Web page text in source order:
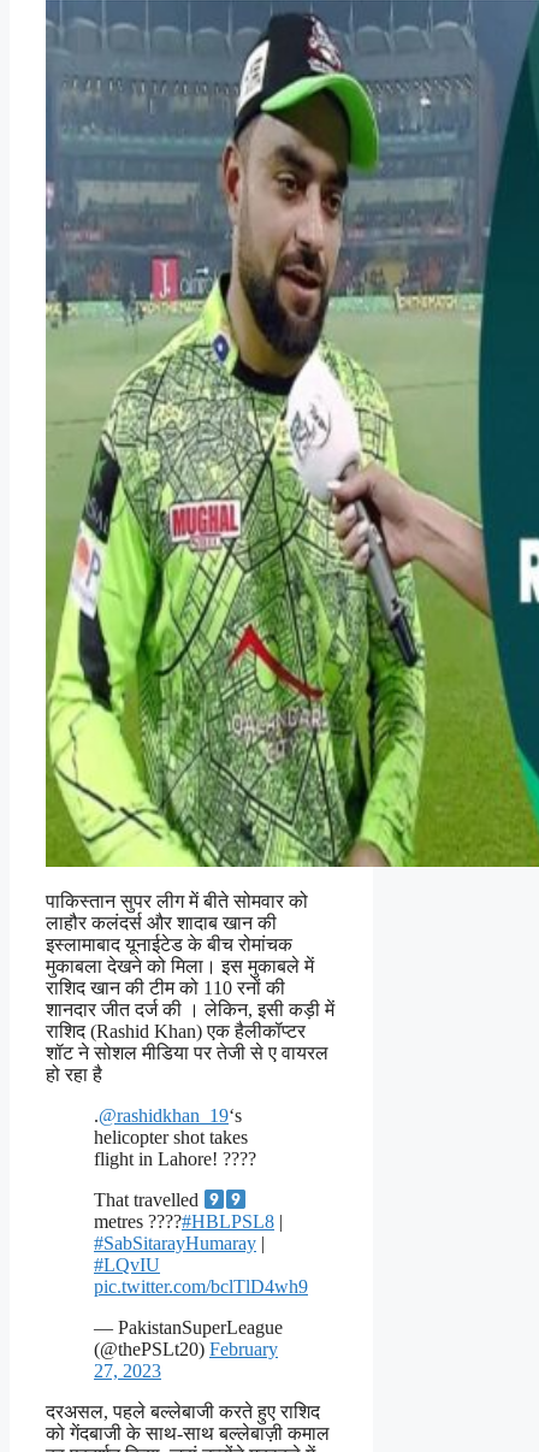
पाकिस्तान सुपर लीग में बीते सोमवार को
लाहौर कलंदर्स और शादाब खान की
इस्लामाबाद यूनाईटेड के बीच रोमांचक
मुकाबला देखने को मिला। इस मुकाबले में
राशिद खान की टीम को 110 रनों की
शानदार जीत दर्ज की । लेकिन, इसी कड़ी में
राशिद (Rashid Khan) एक हैलीकॉप्टर
शॉट ने सोशल मीडिया पर तेजी से ए वायरल
हो रहा है
.@rashidkhan_19‘s
helicopter shot takes
flight in Lahore! ????
That travelled
metres ????#HBLPSL8 |
#SabSitarayHumaray |
#LQvIU
pic.twitter.com/bclTlD4wh9
— PakistanSuperLeague
(@thePSLt20) February
27, 2023
दरअसल, पहले बल्लेबाजी करते हुए राशिद
को गेंदबाजी के साथ-साथ बल्लेबाज़ी कमाल